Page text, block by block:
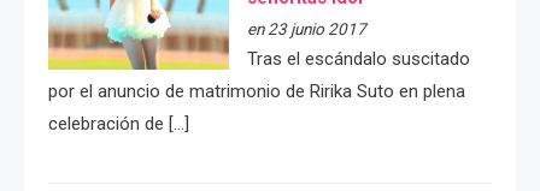
en 23 junio 2017
Tras el escándalo suscitado
por el anuncio de matrimonio de Ririka Suto en plena
celebración de […]